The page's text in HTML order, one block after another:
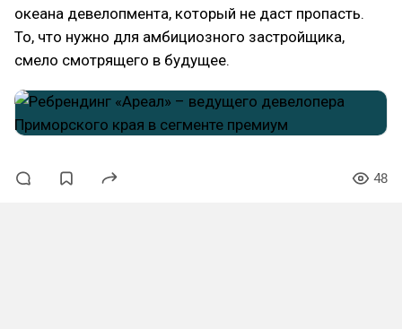
океана девелопмента, который не даст пропасть.
То, что нужно для амбициозного застройщика,
смело смотрящего в будущее.
48